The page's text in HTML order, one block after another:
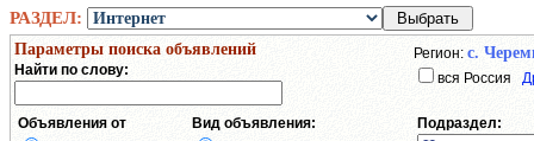
РАЗДЕЛ:
Параметры поиска объявлений
Найти по слову:
Регион: с.
вся Россия
Объявления от
Вид объявления:
Подраздел: